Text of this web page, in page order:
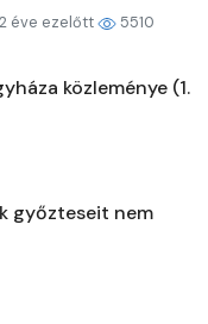
2 éve ezelőtt 5510
közleménye (1.
győzteseit nem